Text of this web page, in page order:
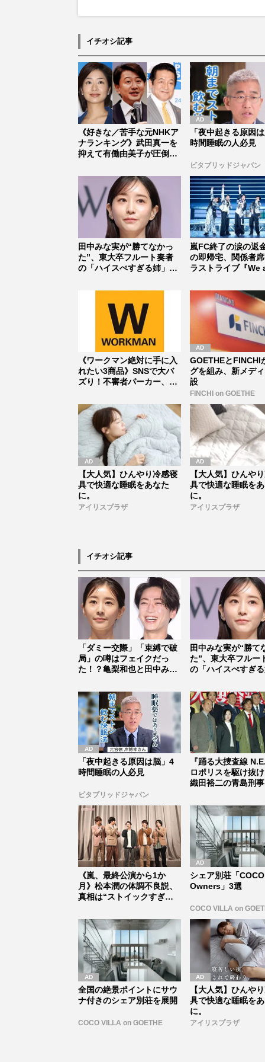
イチオシ記事
《好きな／苦手な元NHKア
ナランキング》武田真一を
抑えて有働由美子が圧倒的
「夜中起きる原因
時間睡眠の人必見
ビタブリッドジャパン
田中みな実が“勝てなかっ
た”、東大卒フルート奏者
の「ハイスぺすぎる姉」の
嵐FC終了の涙の返
の即帰宅、関係者
ラストライブ『We
《ワークマン絶対に手に入
れたい3商品》SNSで大バ
ズり！不審者パーカー、ポ
GOETHEとFINCHI
グを組み、新メデ
設
FINCHI on GOETHE
【大人気】ひんやり冷感寝
具で快適な睡眠をあなた
に。
アイリスプラザ
【大人気】ひんや
具で快適な睡眠を
に。
アイリスプラザ
イチオシ記事
「ダミー交際」「束縛で破
局」の噂はフェイクだっ
た！？亀梨和也と田中みな
田中みな実が“勝て
た”、東大卒フルー
の「ハイスぺすぎ
「夜中起きる原因は脳」4
時間睡眠の人必見
ビタブリッドジャパン
『踊る大捜査線
ロポリスを駆け抜
織田裕二の青島刑
《嵐、最終公演から1か
月》松本潤の体調不良説、
真相は“ストイックすぎる
シェア別荘「
Owners」3選
COCO VILLA on
全国の絶景ポイントにサウ
ナ付きのシェア別荘を展開
COCO VILLA on GOETHE
【大人気】ひんや
具で快適な睡眠を
に。
アイリスプラザ